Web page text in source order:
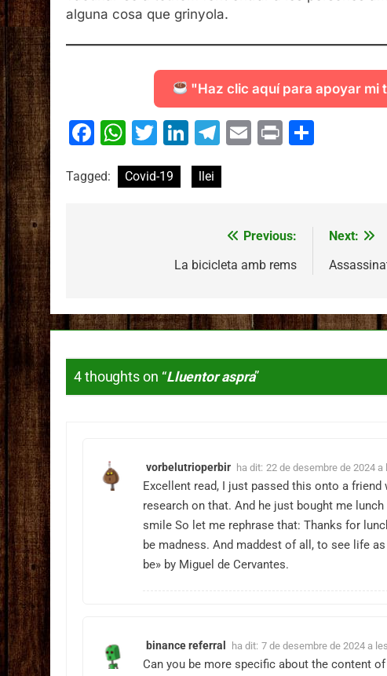
alguna cosa que grinyola.
"Haz clic aquí para apoyar mi
Facebook
WhatsApp
Twitter
LinkedIn
Telegram
Email
Print
Tagged: Covid-19 llei
Previous:
La bicicleta amb rems
Next:
4 thoughts on “Lluentor aspra”
vorbelutrioperbir ha dit: 22 de desembre de 2024 a
Excellent read, I just passed this onto a
research on that. And he just bought me
smile So let me rephrase that: Thanks for
be madness. And maddest of all, to see life
be» by Miguel de Cervantes.
binance referral ha dit: 7 de desembre de 2024 a
Can you be more specific about the content